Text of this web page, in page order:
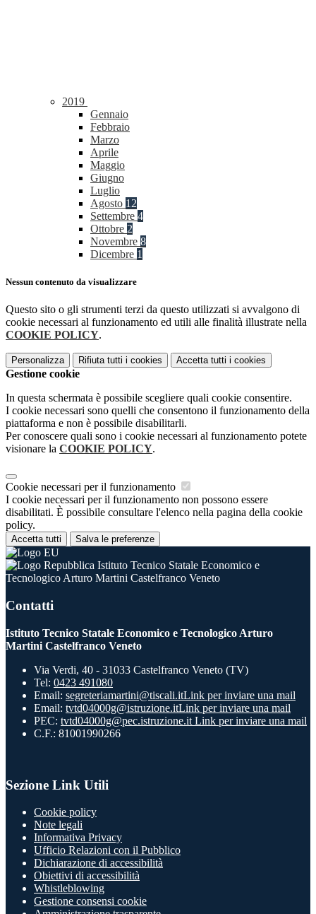
2019
Gennaio
Febbraio
Marzo
Aprile
Maggio
Giugno
Luglio
Agosto 12
Settembre 4
Ottobre 2
Novembre 8
Dicembre 1
Nessun contenuto da visualizzare
Questo sito o gli strumenti terzi da questo utilizzati si avvalgono di
cookie necessari al funzionamento ed utili alle finalità illustrate nella
COOKIE POLICY.
Personalizza Rifiuta tutti i cookies Accetta tutti i cookies
Gestione cookie
In questa schermata è possibile scegliere quali cookie consentire.
I cookie necessari sono quelli che consentono il funzionamento della
piattaforma e non è possibile disabilitarli.
Per conoscere quali sono i cookie necessari al funzionamento potete
visionare la COOKIE POLICY.
Cookie necessari per il funzionamento
I cookie necessari per il funzionamento non possono essere
disabilitati. È possibile consultare l'elenco nella pagina della cookie
policy.
Accetta tutti Salva le preferenze
Istituto Tecnico Statale Economico e
Tecnologico Arturo Martini Castelfranco Veneto
Contatti
Istituto Tecnico Statale Economico e Tecnologico Arturo
Martini Castelfranco Veneto
Via Verdi, 40 - 31033 Castelfranco Veneto (TV)
Tel: 0423 491080
Email: segreteriamartini@tiscali.itLink per inviare una mail
Email: tvtd04000g@istruzione.itLink per inviare una mail
PEC: tvtd04000g@pec.istruzione.it Link per inviare una mail
C.F.: 81001990266
Sezione Link Utili
Cookie policy
Note legali
Informativa Privacy
Ufficio Relazioni con il Pubblico
Dichiarazione di accessibilità
Obiettivi di accessibilità
Whistleblowing
Gestione consensi cookie